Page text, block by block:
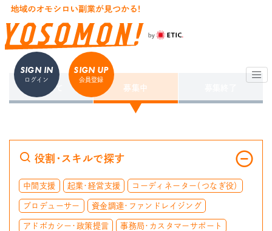
SIGN IN
ログイン
SIGN UP
会員登録
すべて 募集中
役割・スキルで探す
中間支援 起業・経営支援 コーディネーター（つなぎ役）
プロデューサー 資金調達・ファンドレイジング
アドボカシー・政策提言 事務局・カスタマーサポート